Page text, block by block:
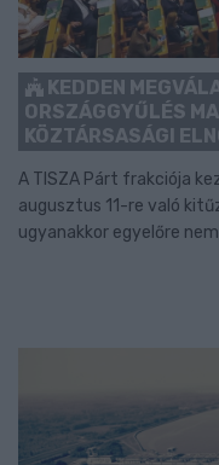
KEDDEN
ORSZÁGGYŰLÉS
KÖZTÁRSASÁGI
A TISZA Párt frakciója
augusztus 11-re való
ugyanakkor egyelőre